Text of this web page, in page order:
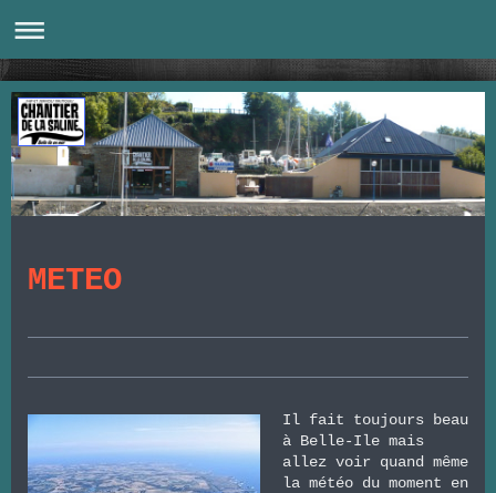
METEO
Il fait toujours beau
à Belle-Ile mais
allez voir quand même
la météo du moment en